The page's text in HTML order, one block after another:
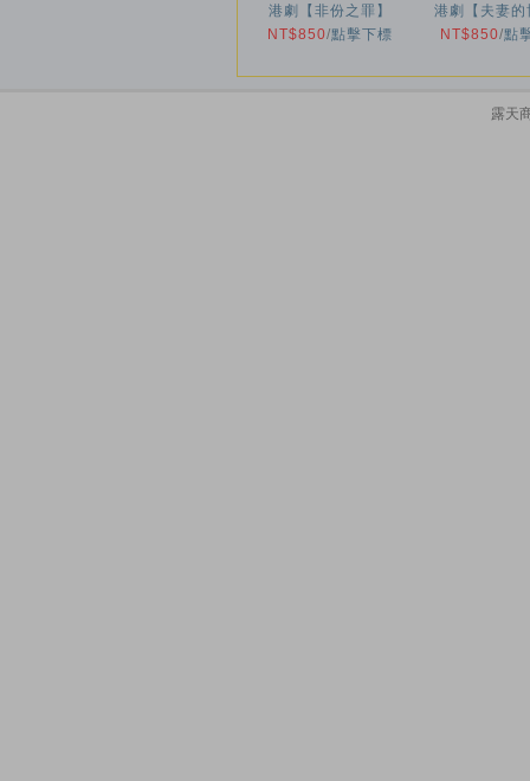
港劇【非份之罪】
2026年
NT$850/點擊下標
港劇【夫妻的
2026年
NT$850/點
露天